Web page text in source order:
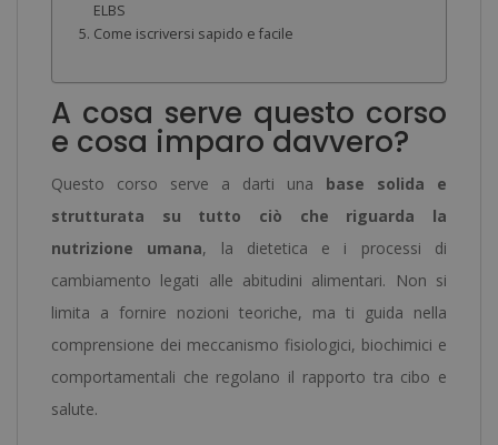
ELBS
Come iscriversi sapido e facile
A cosa serve questo corso
e cosa imparo davvero?
Questo corso serve a darti una base solida e
strutturata su tutto ciò che riguarda la
nutrizione umana, la dietetica e i processi di
cambiamento legati alle abitudini alimentari. Non si
limita a fornire nozioni teoriche, ma ti guida nella
comprensione dei meccanismo fisiologici, biochimici e
comportamentali che regolano il rapporto tra cibo e
salute.